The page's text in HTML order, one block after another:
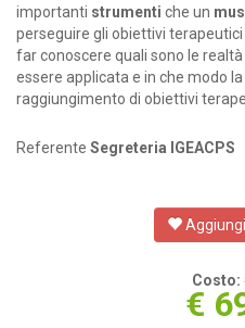
importanti strumenti che un
perseguire gli obiettivi
far conoscere quali sono le
essere applicata e in che modo
raggiungimento di obiettivi
Referente Segreteria IGEACPS
Costo:
€